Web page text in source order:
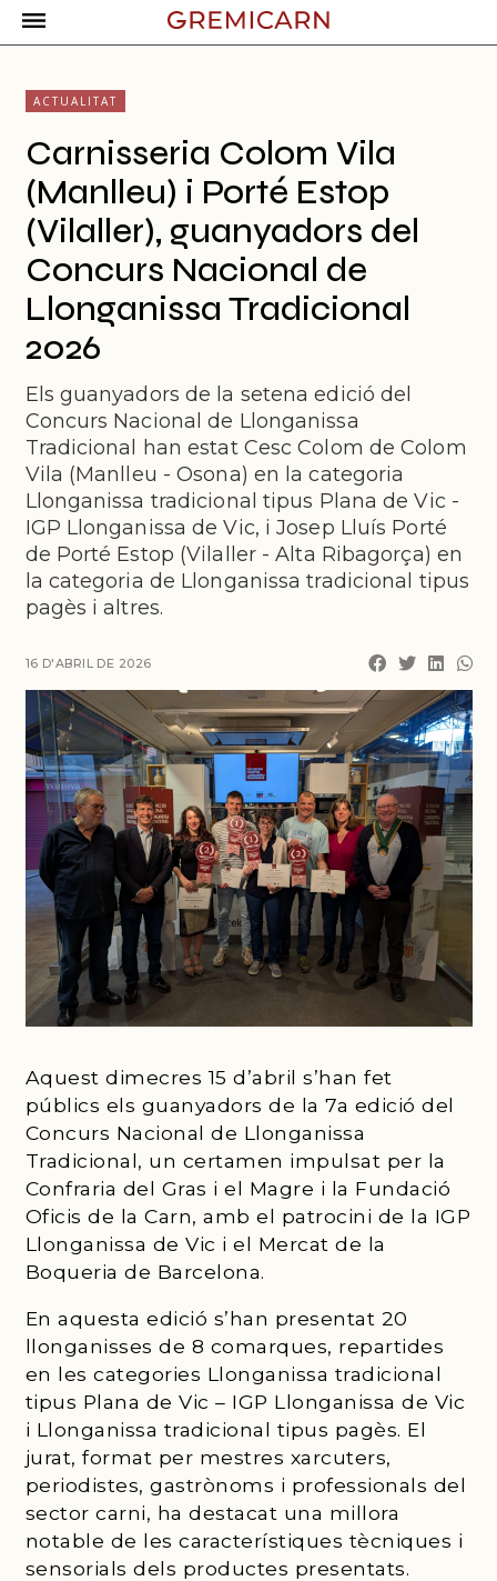
ACTUALITAT
Carnisseria Colom Vila
(Manlleu) i Porté Estop
(Vilaller), guanyadors del
Concurs Nacional de
Llonganissa Tradicional
2026
Els guanyadors de la setena edició del
Concurs Nacional de Llonganissa
Tradicional han estat Cesc Colom de Colom
Vila (Manlleu - Osona) en la categoria
Llonganissa tradicional tipus Plana de Vic -
IGP Llonganissa de Vic, i Josep Lluís Porté
de Porté Estop (Vilaller - Alta Ribagorça) en
la categoria de Llonganissa tradicional tipus
pagès i altres.
16 D'ABRIL DE 2026
Aquest dimecres 15 d’abril s’han fet
públics els guanyadors de la 7a edició del
Concurs Nacional de Llonganissa
Tradicional, un certamen impulsat per la
Confraria del Gras i el Magre i la Fundació
Oficis de la Carn, amb el patrocini de la IGP
Llonganissa de Vic i el Mercat de la
Boqueria de Barcelona.
En aquesta edició s’han presentat 20
llonganisses de 8 comarques, repartides
en les categories Llonganissa tradicional
tipus Plana de Vic – IGP Llonganissa de Vic
i Llonganissa tradicional tipus pagès. El
jurat, format per mestres xarcuters,
periodistes, gastrònoms i professionals del
sector carni, ha destacat una millora
notable de les característiques tècniques i
sensorials dels productes presentats.